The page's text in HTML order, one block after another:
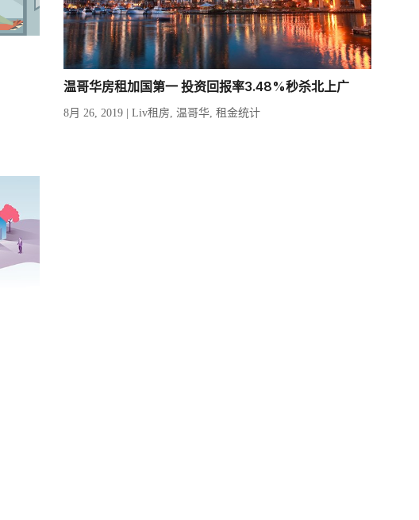
温哥华房租加国第一 投资回报率3.48%秒杀北上广
8月 26, 2019 Liv租房, 温哥华, 租金统计